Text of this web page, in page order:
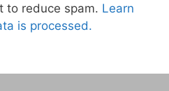
to reduce spam. Learn
is processed.